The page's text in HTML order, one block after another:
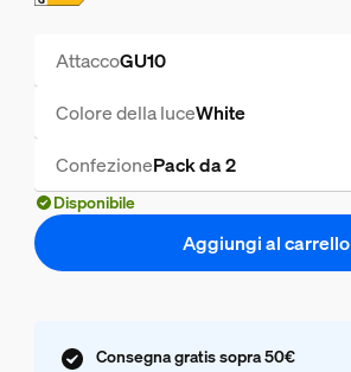
AttaccoGU10
Colore della luceWhite
ConfezionePack da 2
Disponibile
Aggiungi al carrello
Consegna gratis sopra 50€